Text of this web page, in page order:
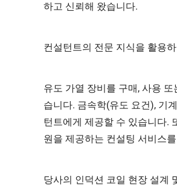
하고 신뢰해 왔습니다.
컨설턴트의 전문 지식을 활용
유도 가열 장비를 구매, 사용
습니다. 금속학(유도 요건), 기
턴트에게 제공할 수 있습니다.
원을 제공하는 컨설팅 서비스
당사의 인덕션 코일 현장 설계